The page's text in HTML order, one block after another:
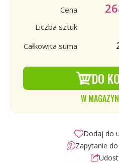
Cena
Liczba sztuk
Całkowita suma
DO
W
Dodaj do
Zapytanie